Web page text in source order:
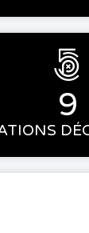

9